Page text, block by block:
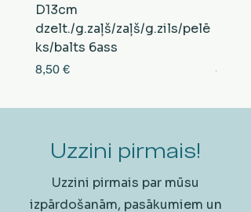
D13cm
dzelt./g.zaļš/zaļš/g.zils/pelē
ks/balts 6ass
Cena
8,50 € Cena
8,50 €
Uzzini pirmais!
Uzzini pirmais par mūsu
izpārdošanām, pasākumiem un